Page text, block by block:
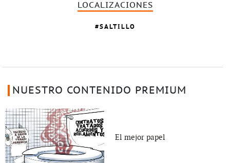
LOCALIZACIONES
SALTILLO
NUESTRO CONTENIDO PREMIUM
El mejor papel